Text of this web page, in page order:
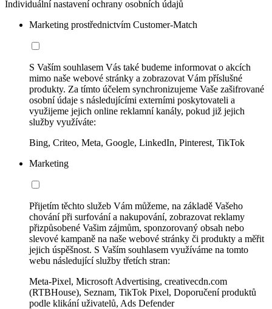
Individuální nastavení ochrany osobních údajů
Marketing prostřednictvím Customer-Match
S Vaším souhlasem Vás také budeme informovat o akcích
mimo naše webové stránky a zobrazovat Vám příslušné
produkty. Za tímto účelem synchronizujeme Vaše zašifrované
osobní údaje s následujícími externími poskytovateli a
využijeme jejich online reklamní kanály, pokud již jejich
služby využíváte:
Bing, Criteo, Meta, Google, LinkedIn, Pinterest, TikTok
Marketing
Přijetím těchto služeb Vám můžeme, na základě Vašeho
chování při surfování a nakupování, zobrazovat reklamy
přizpůsobené Vašim zájmům, sponzorovaný obsah nebo
slevové kampaně na naše webové stránky či produkty a měřit
jejich úspěšnost. S Vaším souhlasem využíváme na tomto
webu následující služby třetích stran:
Meta-Pixel, Microsoft Advertising, creativecdn.com
(RTBHouse), Seznam, TikTok Pixel, Doporučení produktů
podle klikání uživatelů, Ads Defender